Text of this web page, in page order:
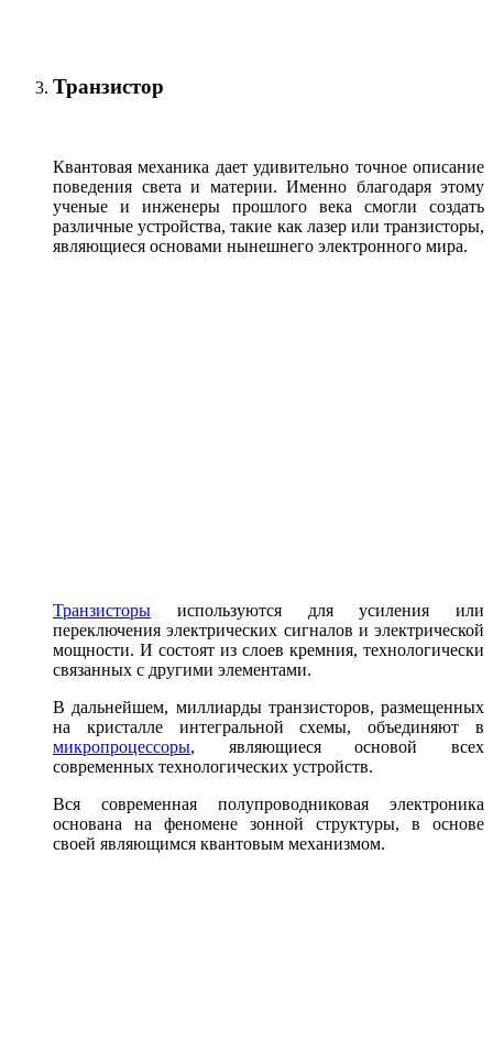
Транзистор
Квантовая механика дает удивительно точное описание
поведения света и материи. Именно благодаря этому
ученые и инженеры прошлого века смогли создать
различные устройства, такие как лазер или транзисторы,
являющиеся основами нынешнего электронного мира.
Транзисторы используются для усиления или
переключения электрических сигналов и электрической
мощности. И состоят из слоев кремния, технологически
связанных с другими элементами.
В дальнейшем, миллиарды транзисторов, размещенных
на кристалле интегральной схемы, объединяют в
микропроцессоры, являющиеся основой всех
современных технологических устройств.
Вся современная полупроводниковая электроника
основана на феномене зонной структуры, в основе
своей являющимся квантовым механизмом.